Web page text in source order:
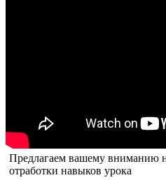
Предлагаем вашему вниманию
отработки навыков урока